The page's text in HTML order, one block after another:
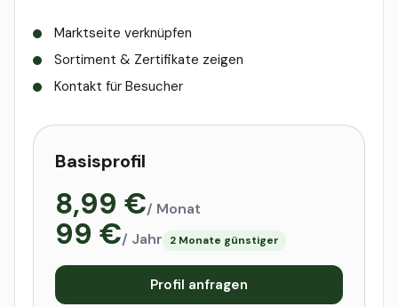
Marktseite verknüpfen
Sortiment & Zertifikate zeigen
Kontakt für Besucher
Basisprofil
8,99 €/ Monat
99 €/ Jahr 2 Monate günstiger
Profil anfragen